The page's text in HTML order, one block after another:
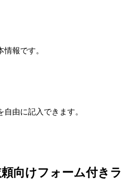
報です。
由に記入できます。
向けフォーム付きラ